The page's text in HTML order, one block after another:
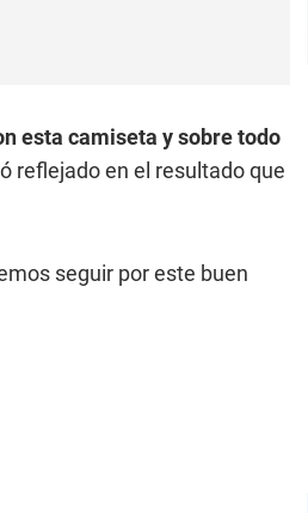
esta camiseta y sobre todo
reflejado en el resultado que
seguir por este buen